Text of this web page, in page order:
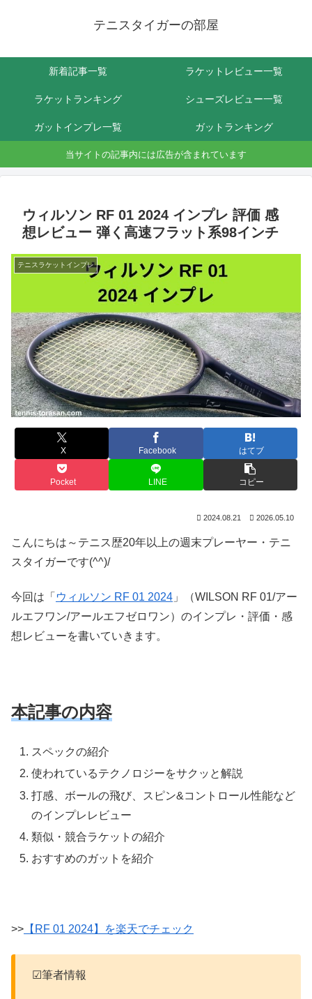
テニスタイガーの部屋
新着記事一覧 ラケットレビュー一覧
ラケットランキング シューズレビュー一覧
ガットインプレ一覧 ガットランキング
当サイトの記事内には広告が含まれています
ウィルソン RF 01 2024 インプレ 評価 感
想レビュー 弾く高速フラット系98インチ
テニスラケットインプレ
X Facebook はてブ
Pocket LINE コピー
2024.08.21 2026.05.10
こんにちは～テニス歴20年以上の週末プレーヤー・テニ
スタイガーです(^^)/
今回は「 ウィルソン RF 01 2024 」（WILSON RF 01/アー
ルエフワン/アールエフゼロワン）のインプレ・評価・感
想レビューを書いていきます。
本記事の内容
スペックの紹介
使われているテクノロジーをサクッと解説
打感、ボールの飛び、スピン&コントロール性能など
のインプレレビュー
類似・競合ラケットの紹介
おすすめのガットを紹介
>> 【RF 01 2024】を楽天でチェック
☑筆者情報